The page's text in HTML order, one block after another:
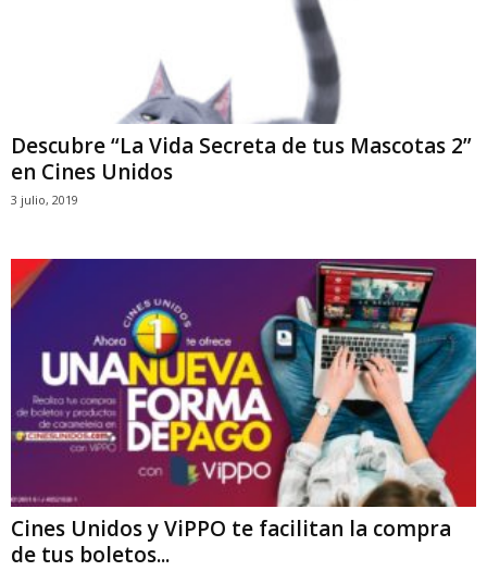
Descubre “La Vida Secreta de tus Mascotas 2”
en Cines Unidos
3 julio, 2019
Cines Unidos y ViPPO te facilitan la compra
de tus boletos...